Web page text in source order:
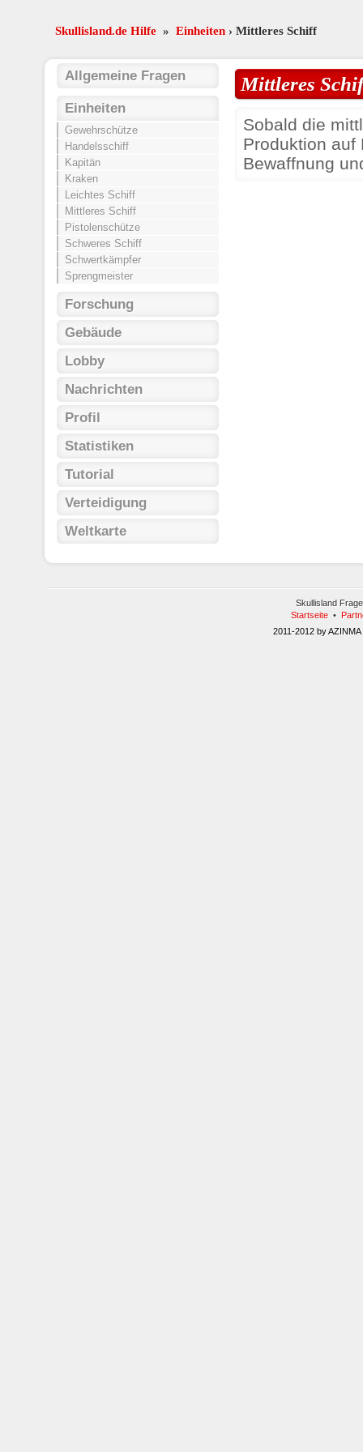
Skullisland.de Hilfe » Einheiten › Mittleres Schiff
Allgemeine Fragen
Einheiten
Gewehrschütze
Handelsschiff
Kapitän
Kraken
Leichtes Schiff
Mittleres Schiff
Pistolenschütze
Schweres Schiff
Schwertkämpfer
Sprengmeister
Forschung
Gebäude
Lobby
Nachrichten
Profil
Statistiken
Tutorial
Verteidigung
Weltkarte
Mittleres
Sobald die
Produktion auf
Bewaffnung
Skullisland
Startseite•
2011-2012 by